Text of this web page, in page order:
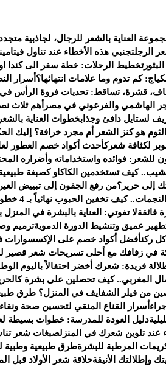
العناية بالشعر للرجال، لجاذبية
الرجلتجنبي هذه الأخطاء عند تناول
تخطيط الرحلات: خطة سفر الى كندا
كم تدوم وما علامات انتهائها؟ أسرار
قشرة، تساقط: تحديات فروة الرأس في
الهاشمي والفرعوني في مصر أهم ثلاث
لستايل دافئ وجذابخطوات العناية
هو كنز الشعر أم مجرد خرافة؟ إليك
لكثافة شعركأحدث أكواد خصم العطور لعام 2025 — فخامة برائحة
للشعر: فوائده واستخداماته وأضراره
كيف تستخدمين الكاكاو كصبغة
إلى حرير؟من رفع الجفون إلى تبييض
كيف تخفين الحبوب نهائياً بـ 4 خطوات
فائقةلا تفوتي: العناية بالبشرة في المنزل
عميق وتنشيط الدورة الدمويةترميم
ركنأفضل أكواد خصم على الإكسسوارات
في زفافك مع أحلى تسريحات شعر قصير
فريدة: شعرك أخضر احتفالاً باليوم
المغربي.. كيف تحصلين على بشرة
من فيلر الشفايف في المنزل؟ طرق
أسرار القناع المنقي لتحسين صحة
دليل العودة للمدرسة: خطوات بسيطة
عند تلوين شعرك في المنزلصبغات شعر
المرطبة للبشرةطرق طبيعية وطبية
وإطلالتك الأنيقةحلاقة شعر الأولاد قبل